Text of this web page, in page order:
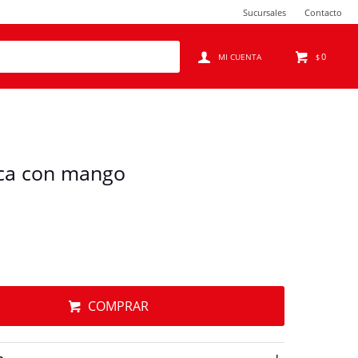
$0
Sucursales Contacto
con mango
COMPRAR